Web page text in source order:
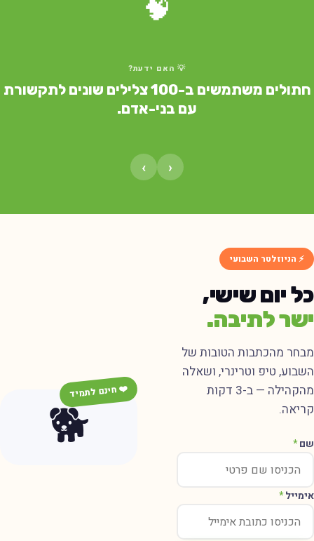
🧠
💡 האם ידעת?
חתולים משתמשים ב-100 צלילים שונים לתקשורת
עם בני-אדם.
⚡ הניוזלטר השבועי
יום שישי,
לתיבה.
מהכתבות הטובות של
טיפ וטרינרי, ושאלה
מהקהילה — ב-3 דקות
*
*
🐕
❤️ חינם לתמיד